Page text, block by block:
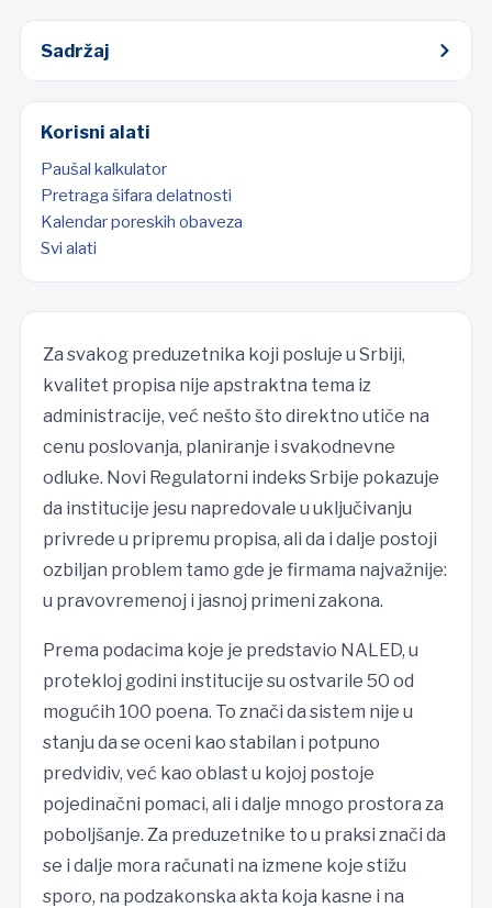
Za svakog preduzetnika koji posluje u Srbiji,
kvalitet propisa nije apstraktna tema iz
administracije, već nešto što direktno utiče na
cenu poslovanja, planiranje i svakodnevne
odluke. Novi Regulatorni indeks Srbije pokazuje
da institucije jesu napredovale u uključivanju
privrede u pripremu propisa, ali da i dalje postoji
ozbiljan problem tamo gde je firmama najvažnije:
u pravovremenoj i jasnoj primeni zakona.
Prema podacima koje je predstavio NALED, u
protekloj godini institucije su ostvarile 50 od
mogućih 100 poena. To znači da sistem nije u
stanju da se oceni kao stabilan i potpuno
predvidiv, već kao oblast u kojoj postoje
pojedinačni pomaci, ali i dalje mnogo prostora za
poboljšanje. Za preduzetnike to u praksi znači da
se i dalje mora računati na izmene koje stižu
sporo, na podzakonska akta koja kasne i na
Sadržaj
Korisni alati
Paušal kalkulator
Pretraga šifara delatnosti
Kalendar poreskih obaveza
Svi alati